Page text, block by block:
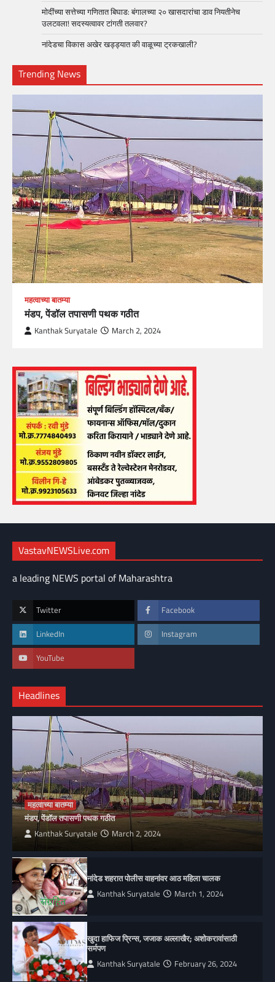
मोदींच्या सत्तेच्या गणितात बिघाड: बंगालच्या २० खासदारांचा डाव नियतीनेच
उलटवला! सदस्यत्वावर टांगती तलवार?
नांदेडचा विकास अखेर खड्ड्यात की वाळूच्या ट्रकखाली?
Trending News
महत्वाच्या बातम्या
मंडप, पेंडॉल तपासणी पथक गठीत
Kanthak Suryatale March 2, 2024
VastavNEWSLive.com
a leading NEWS portal of Maharashtra
Twitter Facebook
LinkedIn Instagram
YouTube
Headlines
महत्वाच्या बातम्या
मंडप, पेंडॉल तपासणी पथक गठीत
Kanthak Suryatale March 2, 2024
नांदेड शहरात पोलीस वाहनांवर आठ महिला चालक
Kanthak Suryatale March 1, 2024
खुदा हाफिज प्रिन्स, जजाक अल्लाखैर; अशोकरावांसाठी
सर्मपण
Kanthak Suryatale February 26, 2024